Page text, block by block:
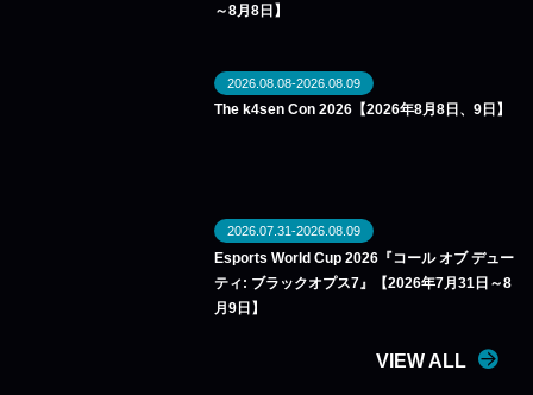
～8月8日】
2026.08.08-2026.08.09
The k4sen Con 2026【2026年8月8日、9日】
2026.07.31-2026.08.09
Esports World Cup 2026『コール オブ デュー
ティ: ブラックオプス7』【2026年7月31日～8
月9日】
VIEW ALL